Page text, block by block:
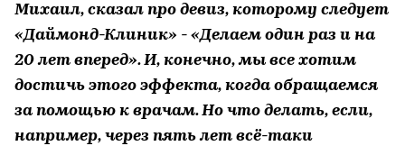
Михаил, сказал про девиз, которому следует
«Даймонд-Клиник» - «Делаем один раз и на
20 лет вперед». И, конечно, мы все хотим
достичь этого эффекта, когда обращаемся
за помощью к врачам. Но что делать, если,
например, через пять лет всё-таки